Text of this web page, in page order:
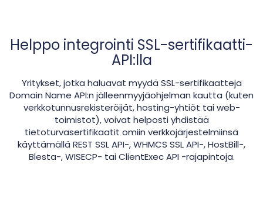
Helppo integrointi SSL-sertifikaatti-
API:lla
Yritykset, jotka haluavat myydä SSL-sertifikaatteja
Domain Name API:n jälleenmyyjäohjelman kautta (kuten
verkkotunnusrekisteröijät, hosting-yhtiöt tai web-
toimistot), voivat helposti yhdistää
tietoturvasertifikaatit omiin verkkojärjestelmiinsä
käyttämällä REST SSL API-, WHMCS SSL API-, HostBill-,
Blesta-, WISECP- tai ClientExec API -rajapintoja.